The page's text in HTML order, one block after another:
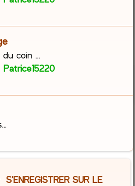
coin ...
Patrice15220
S’ENREGISTRER SUR LE